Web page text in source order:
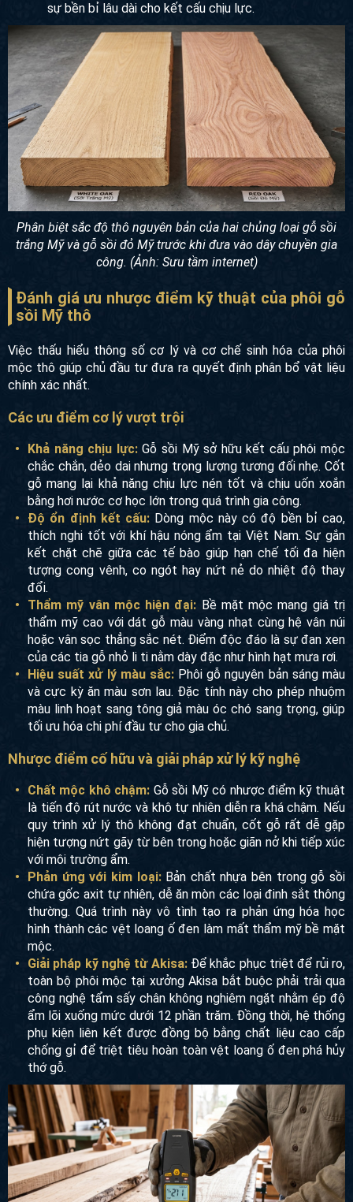
sự bền bỉ lâu dài cho kết cấu chịu lực.
Phân biệt sắc độ thô nguyên bản của hai chủng loại gỗ sồi
trắng Mỹ và gỗ sồi đỏ Mỹ trước khi đưa vào dây chuyền gia
công. (Ảnh: Sưu tầm internet)
Đánh giá ưu nhược điểm kỹ thuật của phôi gỗ
sồi Mỹ thô
Việc thấu hiểu thông số cơ lý và cơ chế sinh hóa của phôi
mộc thô giúp chủ đầu tư đưa ra quyết định phân bổ vật liệu
chính xác nhất.
Các ưu điểm cơ lý vượt trội
Khả năng chịu lực:Gỗ sồi Mỹ sở hữu kết cấu phôi mộc
chắc chắn, dẻo dai nhưng trọng lượng tương đối nhẹ. Cốt
gỗ mang lại khả năng chịu lực nén tốt và chịu uốn xoắn
bằng hơi nước cơ học lớn trong quá trình gia công.
Độ ổn định kết cấu: Dòng mộc này có độ bền bỉ cao,
thích nghi tốt với khí hậu nóng ẩm tại Việt Nam. Sự gắn
kết chặt chẽ giữa các tế bào giúp hạn chế tối đa hiện
tượng cong vênh, co ngót hay nứt nẻ do nhiệt độ thay
đổi.
Thẩm mỹ vân mộc hiện đại: Bề mặt mộc mang giá trị
thẩm mỹ cao với dát gỗ màu vàng nhạt cùng hệ vân núi
hoặc vân sọc thẳng sắc nét. Điểm độc đáo là sự đan xen
của các tia gỗ nhỏ li ti nằm dày đặc như hình hạt mưa rơi.
Hiệu suất xử lý màu sắc:Phôi gỗ nguyên bản sáng màu
và cực kỳ ăn màu sơn lau. Đặc tính này cho phép nhuộm
màu linh hoạt sang tông giả màu óc chó sang trọng, giúp
tối ưu hóa chi phí đầu tư cho gia chủ.
Nhược điểm cố hữu và giải pháp xử lý kỹ nghệ
Chất mộc khô chậm: Gỗ sồi Mỹ có nhược điểm kỹ thuật
là tiến độ rút nước và khô tự nhiên diễn ra khá chậm. Nếu
quy trình xử lý thô không đạt chuẩn, cốt gỗ rất dễ gặp
hiện tượng nứt gãy từ bên trong hoặc giãn nở khi tiếp xúc
với môi trường ẩm.
Phản ứng với kim loại:Bản chất nhựa bên trong gỗ sồi
chứa gốc axit tự nhiên, dễ ăn mòn các loại đinh sắt thông
thường. Quá trình này vô tình tạo ra phản ứng hóa học
hình thành các vệt loang ố đen làm mất thẩm mỹ bề mặt
mộc.
Giải pháp kỹ nghệ từ Akisa:Để khắc phục triệt để rủi ro,
toàn bộ phôi mộc tại xưởng Akisa bắt buộc phải trải qua
công nghệ tẩm sấy chân không nghiêm ngặt nhằm ép độ
ẩm lõi xuống mức dưới 12 phần trăm. Đồng thời, hệ thống
phụ kiện liên kết được đồng bộ bằng chất liệu cao cấp
chống gỉ để triệt tiêu hoàn toàn vệt loang ố đen phá hủy
thớ gỗ.